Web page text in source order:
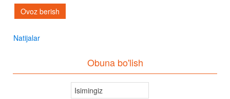
Natijalar
Obuna bo'lish